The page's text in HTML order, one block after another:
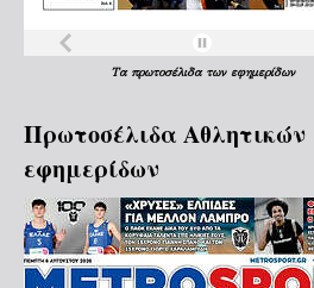
Τα πρωτοσέλιδα των εφημερίδων
Πρωτοσέλιδα Aθλητικών
εφημερίδων